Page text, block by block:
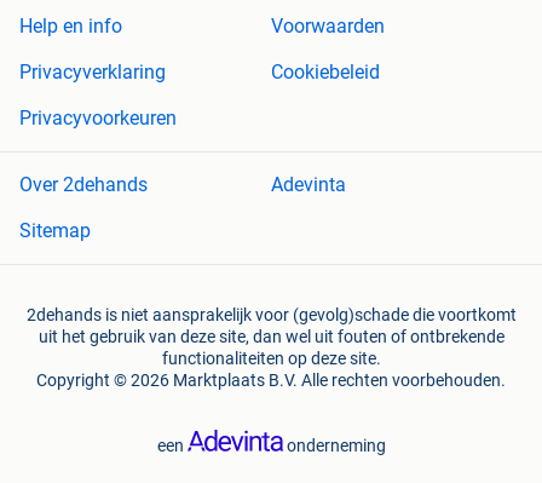
Help en info
Voorwaarden
Privacyverklaring
Cookiebeleid
Privacyvoorkeuren
Over 2dehands
Adevinta
Sitemap
2dehands is niet aansprakelijk voor (gevolg)schade die voortkomt
uit het gebruik van deze site, dan wel uit fouten of ontbrekende
functionaliteiten op deze site.
Copyright © 2026 Marktplaats B.V. Alle rechten voorbehouden.
een onderneming